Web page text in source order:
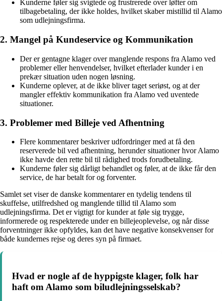
Kunderne føler sig svigtede og frustrerede over løfter om
tilbagebetaling, der ikke holdes, hvilket skaber mistillid til Alamo
som udlejningsfirma.
2. Mangel på Kundeservice og Kommunikation
Der er gentagne klager over manglende respons fra Alamo ved
problemer eller henvendelser, hvilket efterlader kunder i en
prekær situation uden nogen løsning.
Kunderne oplever, at de ikke bliver taget seriøst, og at der
mangler effektiv kommunikation fra Alamo ved uventede
situationer.
3. Problemer med Billeje ved Afhentning
Flere kommentarer beskriver udfordringer med at få den
reserverede bil ved afhentning, herunder situationer hvor Alamo
ikke havde den rette bil til rådighed trods forudbetaling.
Kunderne føler sig dårligt behandlet og føler, at de ikke får den
service, de har betalt for og forventer.
Samlet set viser de danske kommentarer en tydelig tendens til
skuffelse, utilfredshed og manglende tillid til Alamo som
udlejningsfirma. Det er vigtigt for kunder at føle sig trygge,
informerede og respekterede under en billejeoplevelse, og når disse
forventninger ikke opfyldes, kan det have negative konsekvenser for
både kundernes rejse og deres syn på firmaet.
Hvad er nogle af de hyppigste klager, folk har
haft om Alamo som biludlejningsselskab?